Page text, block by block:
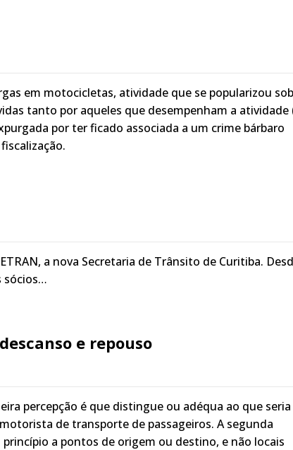
em motocicletas, atividade que se popularizou
tanto por aqueles que desempenham a atividade
por ter ficado associada a um crime bárbaro
a nova Secretaria de Trânsito de Curitiba.
sócios…
e repouso
percepção é que distingue ou adéqua ao que seria
de transporte de passageiros. A segunda
a pontos de origem ou destino, e não locais